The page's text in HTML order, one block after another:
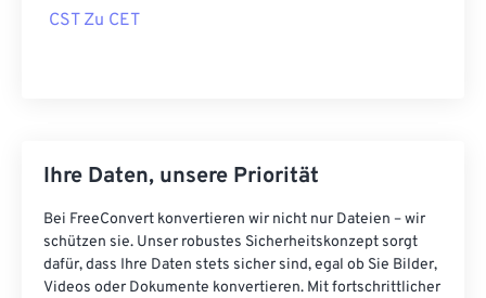
CST Zu CET
Ihre Daten, unsere Priorität
Bei FreeConvert konvertieren wir nicht nur Dateien – wir
schützen sie. Unser robustes Sicherheitskonzept sorgt
dafür, dass Ihre Daten stets sicher sind, egal ob Sie Bilder,
Videos oder Dokumente konvertieren. Mit fortschrittlicher